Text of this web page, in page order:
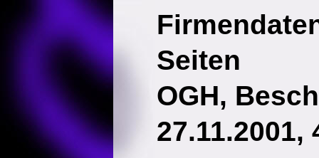
Seiten
OGH,
27.11.2001,